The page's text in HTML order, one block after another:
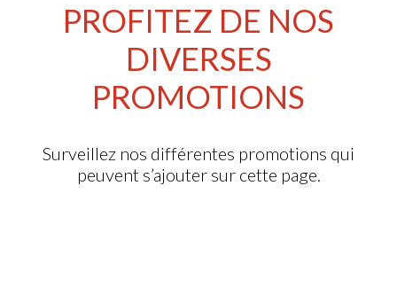
PROFITEZ DE NOS
DIVERSES
PROMOTIONS
Surveillez nos différentes promotions qui
peuvent s’ajouter sur cette page.